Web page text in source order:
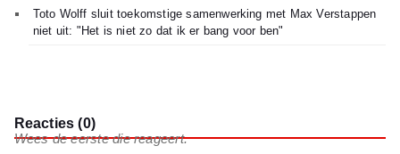
Toto Wolff sluit toekomstige samenwerking met Max Verstappen
niet uit: "Het is niet zo dat ik er bang voor ben"
Reacties (0)
Wees de eerste die reageert.